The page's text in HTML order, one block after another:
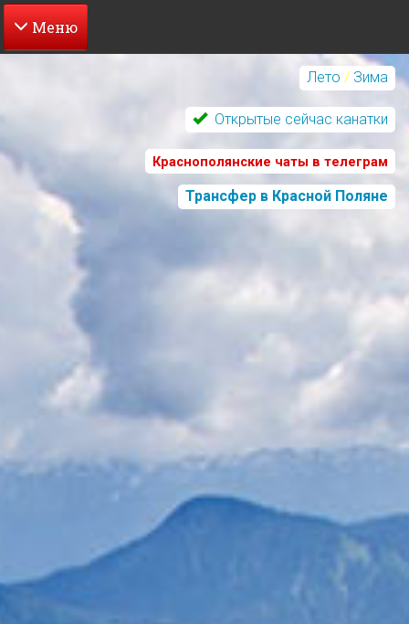
Перейти
содержанию
Лето / Зима
Открытые сейчас канатки
Краснополянские чаты в телеграм
Трансфер в Красной Поляне